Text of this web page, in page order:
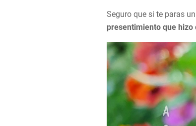
Seguro que si te paras
presentimiento que